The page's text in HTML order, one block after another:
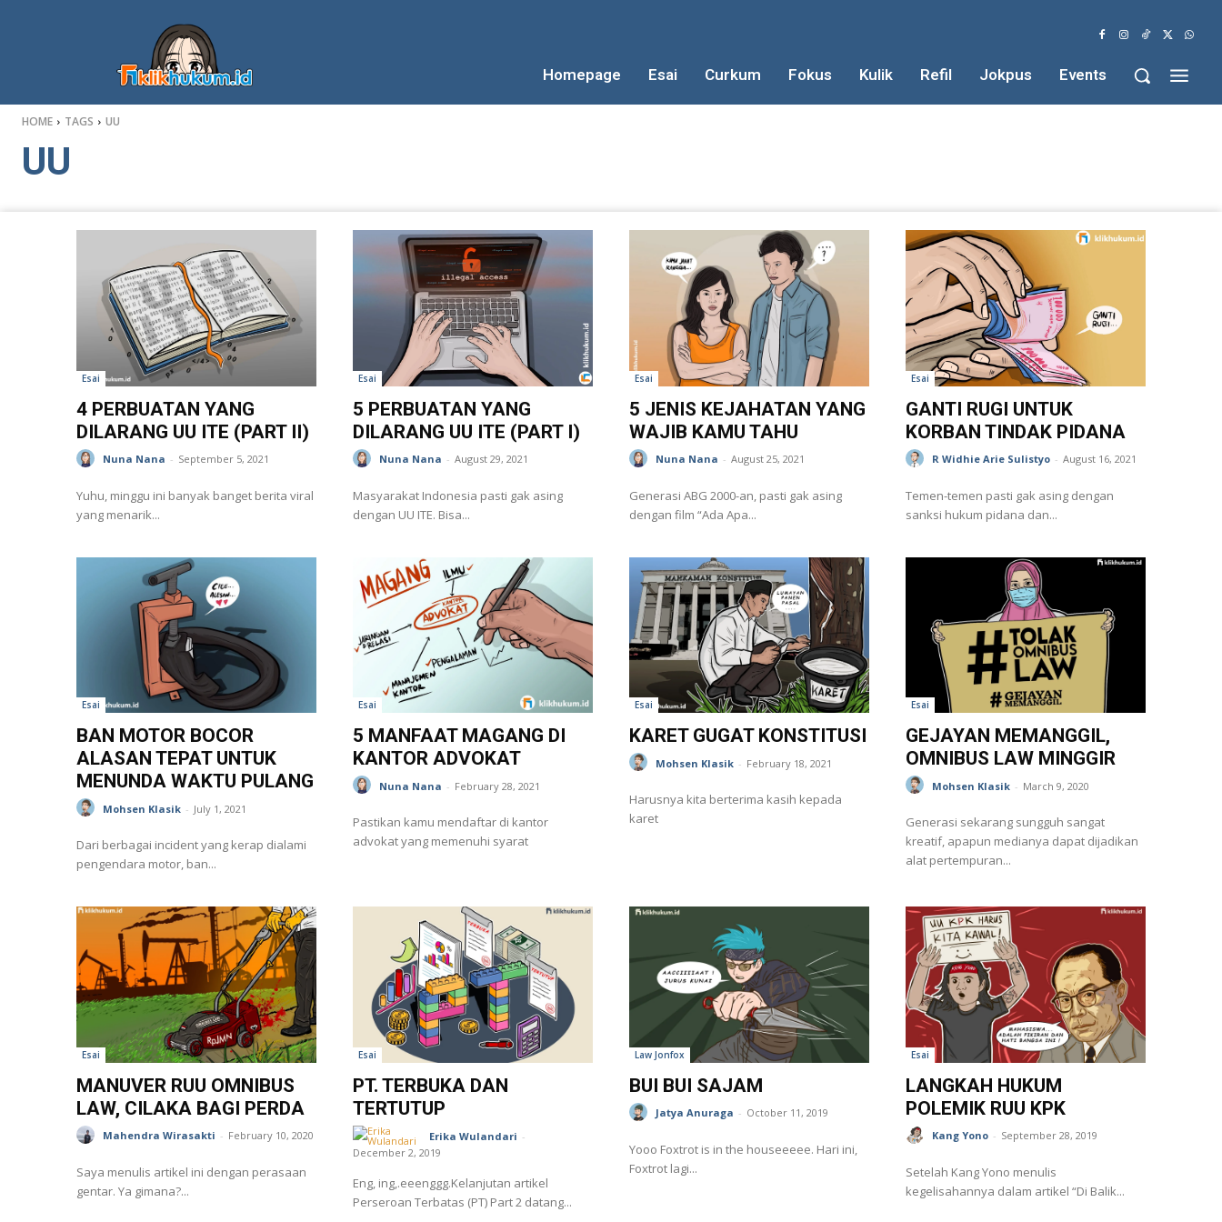
Homepage Esai Curkum Fokus Kulik Refil Jokpus Events
HOME TAGS UU
UU
Esai
4 PERBUATAN YANG
DILARANG UU ITE (PART II)
Nuna Nana - September 5, 2021
Yuhu, minggu ini banyak banget berita viral
yang menarik...
Esai
5 PERBUATAN YANG
DILARANG UU ITE (PART I)
Nuna Nana - August 29, 2021
Masyarakat Indonesia pasti gak asing
dengan UU ITE. Bisa...
Esai
5 JENIS KEJAHATAN YANG
WAJIB KAMU TAHU
Nuna Nana - August 25, 2021
Generasi ABG 2000-an, pasti gak asing
dengan film “Ada Apa...
Esai
GANTI RUGI UNTUK
KORBAN TINDAK PIDANA
R Widhie Arie Sulistyo - August 16, 2021
Temen-temen pasti gak asing dengan
sanksi hukum pidana dan...
Esai
BAN MOTOR BOCOR
ALASAN TEPAT UNTUK
MENUNDA WAKTU PULANG
Mohsen Klasik - July 1, 2021
Dari berbagai incident yang kerap dialami
pengendara motor, ban...
Esai
5 MANFAAT MAGANG DI
KANTOR ADVOKAT
Nuna Nana - February 28, 2021
Pastikan kamu mendaftar di kantor
advokat yang memenuhi syarat
Esai
KARET GUGAT KONSTITUSI
Mohsen Klasik - February 18, 2021
Harusnya kita berterima kasih kepada
karet
Esai
GEJAYAN MEMANGGIL,
OMNIBUS LAW MINGGIR
Mohsen Klasik - March 9, 2020
Generasi sekarang sungguh sangat
kreatif, apapun medianya dapat dijadikan
alat pertempuran...
Esai
MANUVER RUU OMNIBUS
LAW, CILAKA BAGI PERDA
Mahendra Wirasakti - February 10, 2020
Saya menulis artikel ini dengan perasaan
gentar. Ya gimana?...
Esai
PT. TERBUKA DAN
TERTUTUP
Erika Wulandari -
December 2, 2019
Eng, ing,.eeenggg.Kelanjutan artikel
Perseroan Terbatas (PT) Part 2 datang...
Law Jonfox
BUI BUI SAJAM
Jatya Anuraga - October 11, 2019
Yooo Foxtrot is in the houseeeee. Hari ini,
Foxtrot lagi...
Esai
LANGKAH HUKUM
POLEMIK RUU KPK
Kang Yono - September 28, 2019
Setelah Kang Yono menulis
kegelisahannya dalam artikel “Di Balik...